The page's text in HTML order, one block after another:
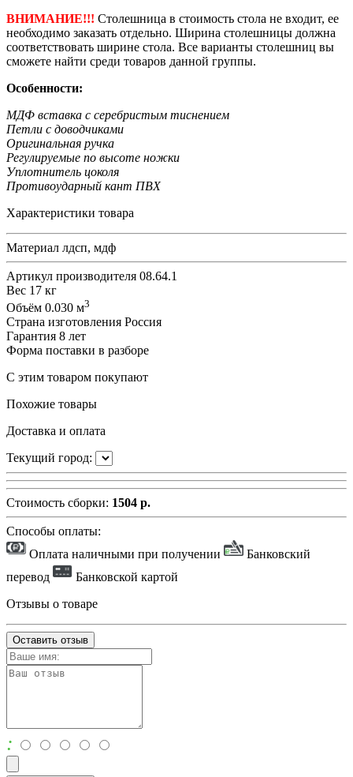
ВНИМАНИЕ!!! Столешница в стоимость стола не входит, ее
необходимо заказать отдельно. Ширина столешницы должна
соответствовать ширине стола. Все варианты столешниц вы
сможете найти среди товаров данной группы.
Особенности:
МДФ вставка с серебристым тиснением
Петли с доводчиками
Оригинальная ручка
Регулируемые по высоте ножки
Уплотнитель цоколя
Противоударный кант ПВХ
Характеристики товара
Материал лдсп, мдф
Артикул производителя 08.64.1
Вес 17 кг
Объём 0.030 м3
Страна изготовления Россия
Гарантия 8 лет
Форма поставки в разборе
С этим товаром покупают
Похожие товары
Доставка и оплата
Текущий город:
Стоимость сборки: 1504 р.
Способы оплаты:
Оплата наличными при получении
Банковский
перевод
Банковской картой
Отзывы о товаре
Оставить отзыв
: